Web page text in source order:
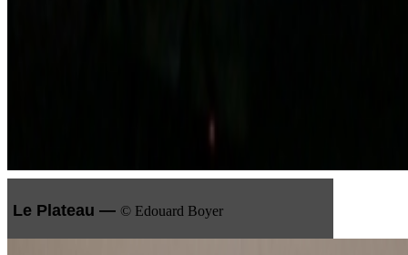
Le Plateau — © Edouard Boyer